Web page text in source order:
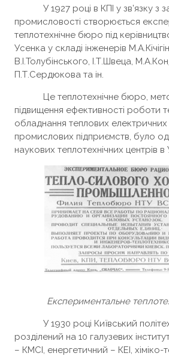
У 1927 році в КПІ у зв’язку з
промисловості створюється
теплотехнічне бюро під
Усенка у складі інженерів
В.І.Толубінського, І.Т.Швеца,
П.Т.Сердюкова та ін.
Це теплотехнічне бюро,
підвищення ефективності роботи
обладнання теплових електричних
промислових підприємств, було
наукових теплотехнічних центрів в
Експериментальне
У 1930 році Київський
розділений на 10 галузевих
– КМСІ, енергетичний – КЕІ, хіміко-